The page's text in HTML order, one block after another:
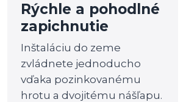
Rýchle a pohodlné
zapichnutie
Inštaláciu do zeme
zvládnete jednoducho
vďaka pozinkovanému
hrotu a dvojitému nášľapu.